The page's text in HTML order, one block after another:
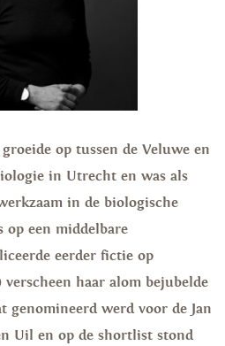
op tussen de Veluwe en
in Utrecht en was als
in de biologische
op een middelbare
eerder fictie op
verscheen haar alom bejubelde
genomineerd werd voor de Jan
Uil en op de shortlist stond